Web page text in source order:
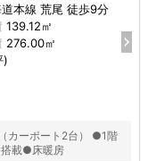
道本線 荒尾 徒歩9分
139.12㎡
276.00㎡
)
カーポート2台） ●1階
載●床暖房